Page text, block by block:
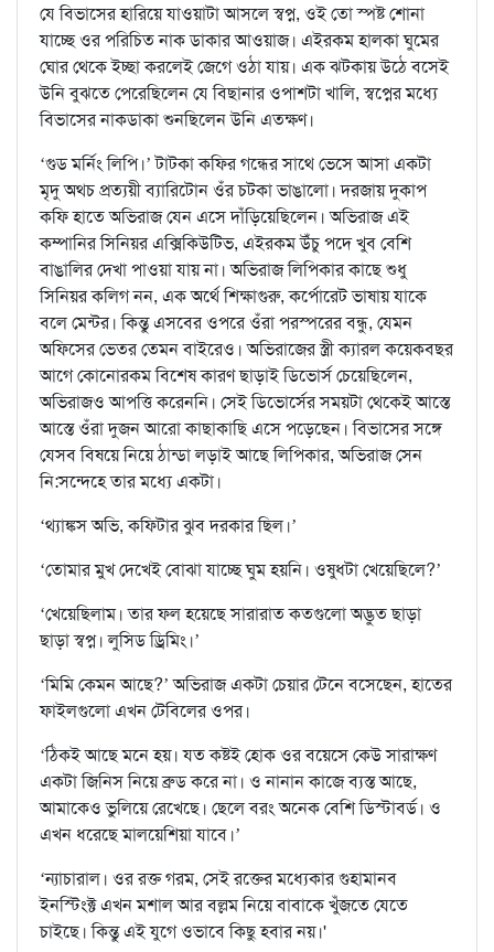
যে বিভাসের হারিয়ে যাওয়াটা আসলে স্বপ্ন, ওই তো স্পষ্ট শোনা
যাচ্ছে ওর পরিচিত নাক ডাকার আওয়াজ। এইরকম হালকা ঘুমের
ঘোর থেকে ইচ্ছা করলেই জেগে ওঠা যায়। এক ঝটকায় উঠে বসেই
উনি বুঝতে পেরেছিলেন যে বিছানার ওপাশটা খালি, স্বপ্নের মধ্যে
বিভাসের নাকডাকা শুনছিলেন উনি এতক্ষণ।
‘গুড মর্নিং লিপি।’ টাটকা কফির গন্ধের সাথে ভেসে আসা একটা
মৃদু অথচ প্রত্যয়ী ব্যারিটোন ওঁর চটকা ভাঙালো। দরজায় দুকাপ
কফি হাতে অভিরাজ যেন এসে দাঁড়িয়েছিলেন। অভিরাজ এই
কম্পানির সিনিয়র এক্সিকিউটিভ, এইরকম উঁচু পদে খুব বেশি
বাঙালির দেখা পাওয়া যায় না। অভিরাজ লিপিকার কাছে শুধু
সিনিয়র কলিগ নন, এক অর্থে শিক্ষাগুরু, কর্পোরেট ভাষায় যাকে
বলে মেন্টর। কিন্তু এসবের ওপরে ওঁরা পরস্পরের বন্ধু, যেমন
অফিসের ভেতর তেমন বাইরেও। অভিরাজের স্ত্রী ক্যারল কয়েকবছর
আগে কোনোরকম বিশেষ কারণ ছাড়াই ডিভোর্স চেয়েছিলেন,
অভিরাজও আপত্তি করেননি। সেই ডিভোর্সের সময়টা থেকেই আস্তে
আস্তে ওঁরা দুজন আরো কাছাকাছি এসে পড়েছেন। বিভাসের সঙ্গে
যেসব বিষয়ে নিয়ে ঠান্ডা লড়াই আছে লিপিকার, অভিরাজ সেন
নি:সন্দেহে তার মধ্যে একটা।
‘থ্যাঙ্কস অভি, কফিটার ঝুব দরকার ছিল।’
‘তোমার মুখ দেখেই বোঝা যাচ্ছে ঘুম হয়নি। ওষুধটা খেয়েছিলে?’
‘খেয়েছিলাম। তার ফল হয়েছে সারারাত কতগুলো অদ্ভুত ছাড়া
ছাড়া স্বপ্ন। লুসিড ড্রিমিং।’
‘মিমি কেমন আছে?’ অভিরাজ একটা চেয়ার টেনে বসেছেন, হাতের
ফাইলগুলো এখন টেবিলের ওপর।
‘ঠিকই আছে মনে হয়। যত কষ্টই হোক ওর বয়েসে কেউ সারাক্ষণ
একটা জিনিস নিয়ে ব্রুড করে না। ও নানান কাজে ব্যস্ত আছে,
আমাকেও ভুলিয়ে রেখেছে। ছেলে বরং অনেক বেশি ডিস্টাবর্ড। ও
এখন ধরেছে মালয়েশিয়া যাবে।’
‘ন্যাচারাল। ওর রক্ত গরম, সেই রক্তের মধ্যেকার গুহামানব
ইনস্টিংক্ট এখন মশাল আর বল্লম নিয়ে বাবাকে খুঁজতে যেতে
চাইছে। কিন্তু এই যুগে ওভাবে কিছু হবার নয়।'